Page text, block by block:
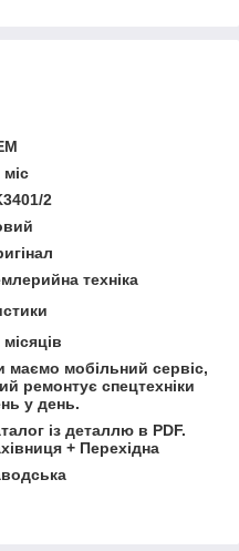
міс
2
техніка
місяців
маємо мобільний сервіс,
ремонтує спецтехніки
у день.
із деталлю в PDF.
+ Перехідна